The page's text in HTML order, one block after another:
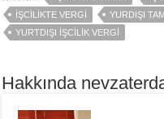
İŞCILIKTE VERGI
YURDIŞI
YURTDIŞI İŞCILIK VERGI
Hakkında